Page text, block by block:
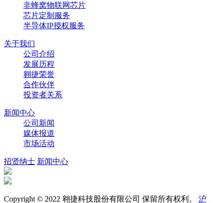
非蜂窝物联网芯片
芯片定制服务
半导体IP授权服务
关于我们
公司介绍
发展历程
翱捷荣誉
合作伙伴
投资者关系
新闻中心
公司新闻
媒体报道
市场活动
招贤纳士 新闻中心
Copyright © 2022 翱捷科技股份有限公司 保留所有权利。 沪